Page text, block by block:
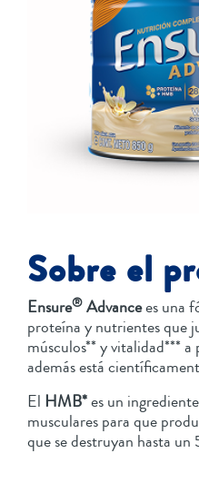
Sobre el
Ensure® Advancees una
proteína y nutrientes que
músculos** y vitalidad*** a
además está
El HMB*es un
musculares para que
que se destruyan hasta un